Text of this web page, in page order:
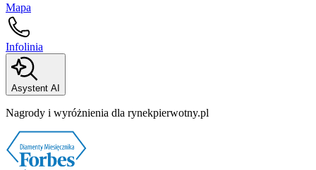
Mapa
Infolinia
Asystent AI
Nagrody i wyróżnienia dla rynekpierwotny.pl